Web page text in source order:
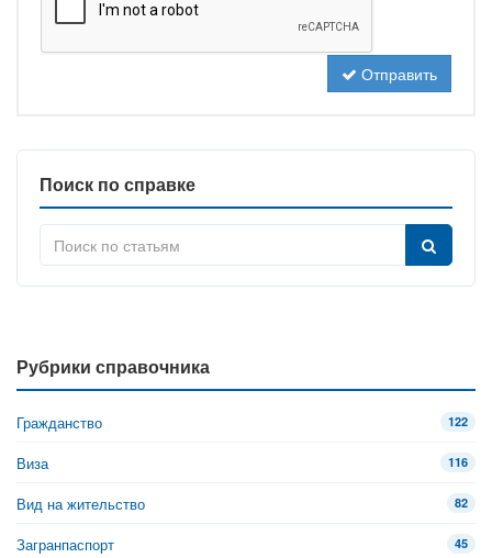
Отправить
Поиск по справке
Рубрики справочника
Гражданство 122
Виза 116
Вид на жительство 82
Загранпаспорт 45